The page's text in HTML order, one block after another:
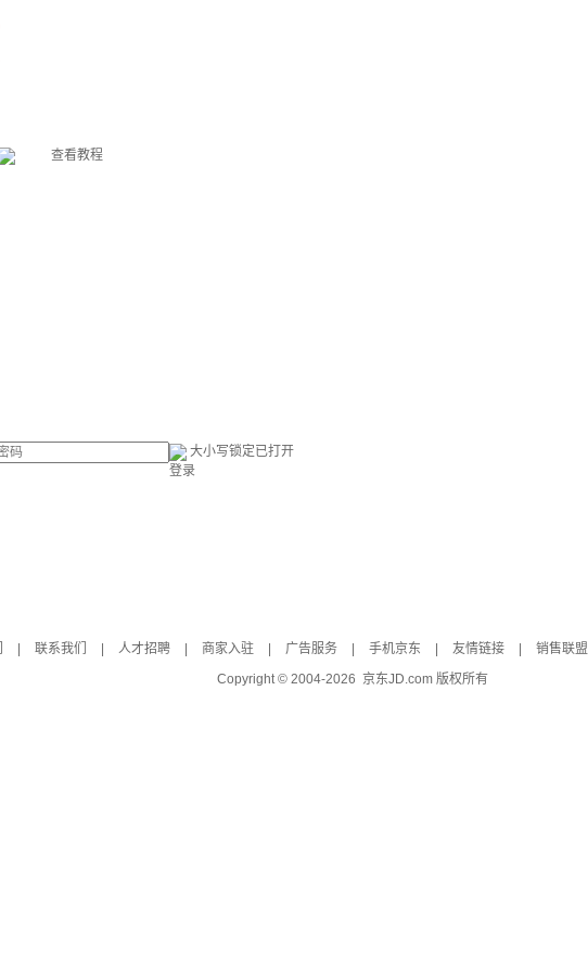
查看教程
大小写锁定已打开
登录
联系我们 人才招聘 商家入驻 广告服务 手机京东 友情链接 销售联盟
Copyright © 2004-2026 京东JD.com 版权所有